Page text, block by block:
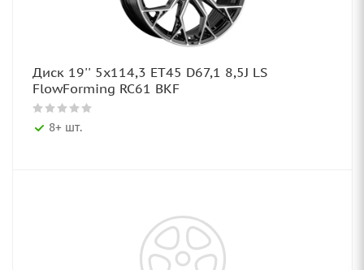
Диск 19'' 5x114,3 ET45 D67,1 8,5J LS
FlowForming RC61 BKF
8+ шт.